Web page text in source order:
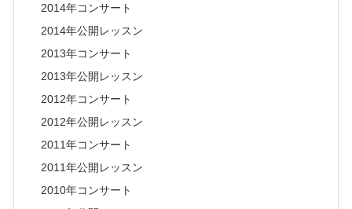
2014年コンサート
2014年公開レッスン
2013年コンサート
2013年公開レッスン
2012年コンサート
2012年公開レッスン
2011年コンサート
2011年公開レッスン
2010年コンサート